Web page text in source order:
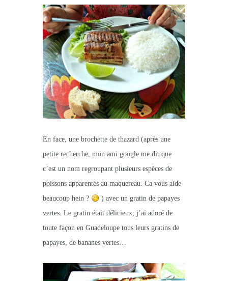
En face, une brochette de thazard (après une
petite recherche, mon ami google me dit que
c’est un nom regroupant plusieurs espèces de
poissons apparentés au maquereau. Ca vous aide
beaucoup hein ?
) avec un gratin de papayes
vertes. Le gratin était délicieux, j’ai adoré de
toute façon en Guadeloupe tous leurs gratins de
papayes, de bananes vertes…